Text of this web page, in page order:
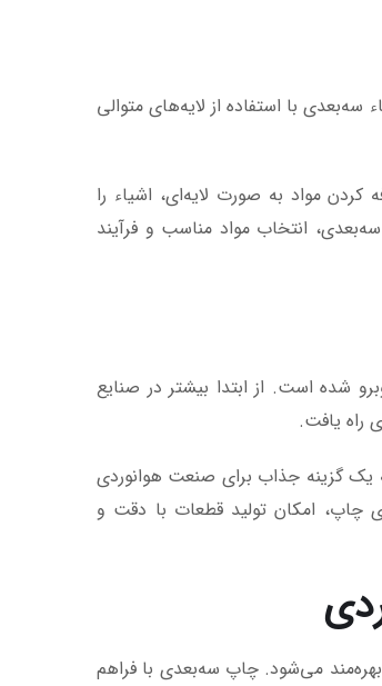
با استفاده از لایه‌های متوالی
مواد به صورت لایه‌ای، اشیاء را
انتخاب مواد مناسب و فرآیند
روبرو شده است. از ابتدا بیشتر در صنایع
راه یافت.
یک گزینه جذاب برای صنعت هوانوردی
چاپ، امکان تولید قطعات با دقت و
بهره‌مند می‌شود. چاپ سه‌بعدی با فراهم